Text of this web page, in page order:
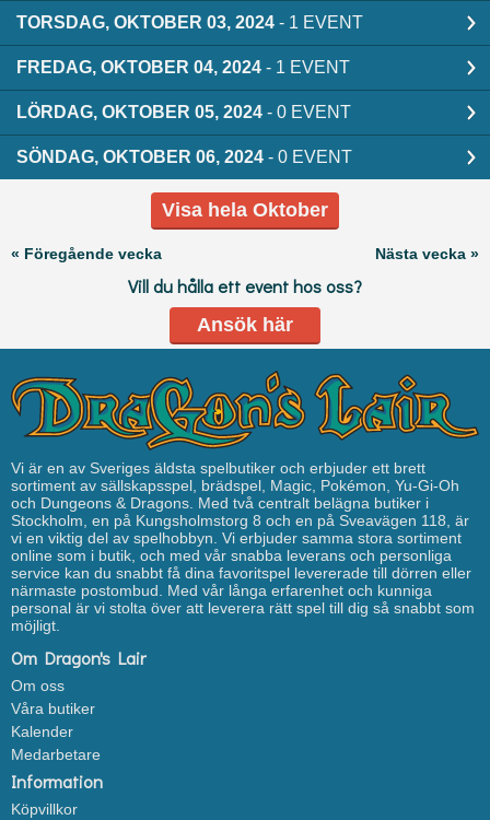
TORSDAG, OKTOBER 03, 2024 - 1 EVENT
FREDAG, OKTOBER 04, 2024 - 1 EVENT
LÖRDAG, OKTOBER 05, 2024 - 0 EVENT
SÖNDAG, OKTOBER 06, 2024 - 0 EVENT
Visa hela Oktober
« Föregående vecka Nästa vecka »
Vill du hålla ett event hos oss?
Ansök här
Vi är en av Sveriges äldsta spelbutiker och erbjuder ett brett
sortiment av sällskapsspel, brädspel, Magic, Pokémon, Yu-Gi-Oh
och Dungeons & Dragons. Med två centralt belägna butiker i
Stockholm, en på Kungsholmstorg 8 och en på Sveavägen 118, är
vi en viktig del av spelhobbyn. Vi erbjuder samma stora sortiment
online som i butik, och med vår snabba leverans och personliga
service kan du snabbt få dina favoritspel levererade till dörren eller
närmaste postombud. Med vår långa erfarenhet och kunniga
personal är vi stolta över att leverera rätt spel till dig så snabbt som
möjligt.
Om Dragon's Lair
Om oss
Våra butiker
Kalender
Medarbetare
Information
Köpvillkor